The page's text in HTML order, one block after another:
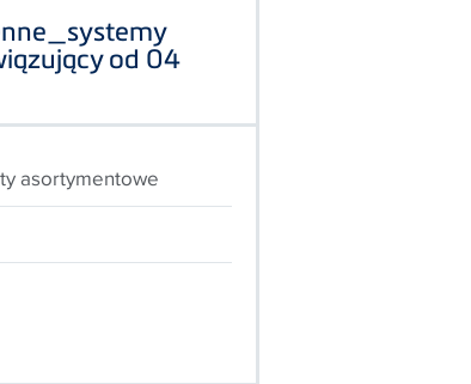
od 04
asortymentowe